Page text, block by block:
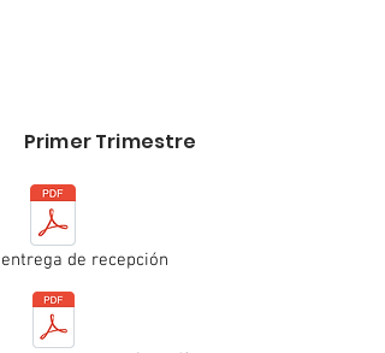
Primer Trimestre
de recepción